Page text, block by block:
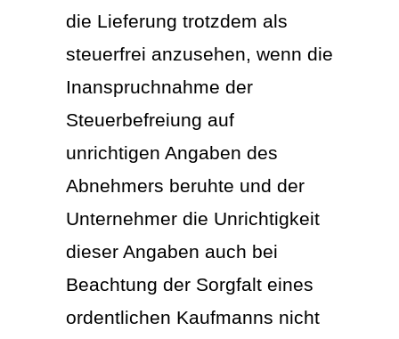
die Lieferung trotzdem als
steuerfrei anzusehen, wenn die
Inanspruchnahme der
Steuerbefreiung auf
unrichtigen Angaben des
Abnehmers beruhte und der
Unternehmer die Unrichtigkeit
dieser Angaben auch bei
Beachtung der Sorgfalt eines
ordentlichen Kaufmanns nicht